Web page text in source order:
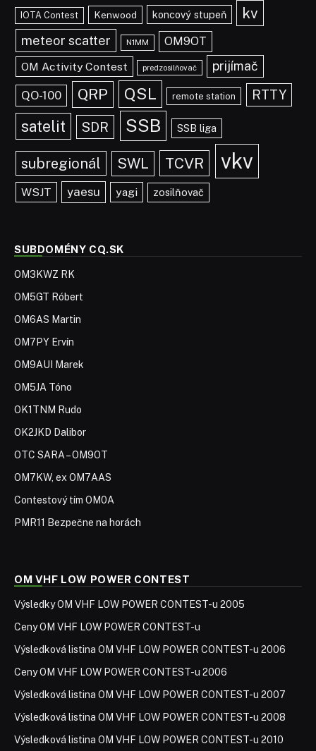
IOTA Contest Kenwood koncový stupeň kv
meteor scatter N1MM
OM9OT
OM Activity Contest
predzosilňovač prijímač
QO-100 QRP QSL remote station RTTY
satelit SDR SSB SSB liga
subregionál SWL TCVR vkv
WSJT yaesu yagi zosilňovač
SUBDOMÉNY CQ.SK
OM3KWZ RK
OM5GT Róbert
OM6AS Martin
OM7PY Ervín
OM9AUI Marek
OM5JA Tóno
OK1TNM Rudo
OK2JKD Dalibor
OTC SARA – OM9OT
OM7KW, ex OM7AAS
Contestový tím OM0A
PMR11 Bezpečne na horách
OM VHF LOW POWER CONTEST
Výsledky OM VHF LOW POWER CONTEST-u 2005
Ceny OM VHF LOW POWER CONTEST-u
Výsledková listina OM VHF LOW POWER CONTEST-u 2006
Ceny OM VHF LOW POWER CONTEST-u 2006
Výsledková listina OM VHF LOW POWER CONTEST-u 2007
Výsledková listina OM VHF LOW POWER CONTEST-u 2008
Výsledková listina OM VHF LOW POWER CONTEST-u 2010